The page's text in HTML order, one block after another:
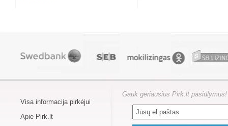
Visa informacija pirkėjui
Apie Pirk.lt
Gauk geriausius Pirk.lt pasiūlymus!